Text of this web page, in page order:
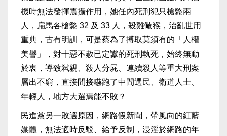
機時無法發揮震攝作用，她任內死刑犯只槍斃兩
人，扁馬各槍斃 32 及 33 人，殺雞儆猴，治亂世用
重典，古有明訓，可是蔡為了搏取莫須有的「人權
美譽」，對十惡不赦已定讞的死刑執死，始終無動
於衷，導致弒親、殺人分屍、連續殺人等重大刑案
層出不窮，直接間接嚇跑了中間選民、衛道人士、
年輕人，地方大選焉能不敗？
民進黨另一敗選原因，網路假新聞，帶風向的紅藍
媒體，無法適時反駁、給予反制，浸淫於網路的年